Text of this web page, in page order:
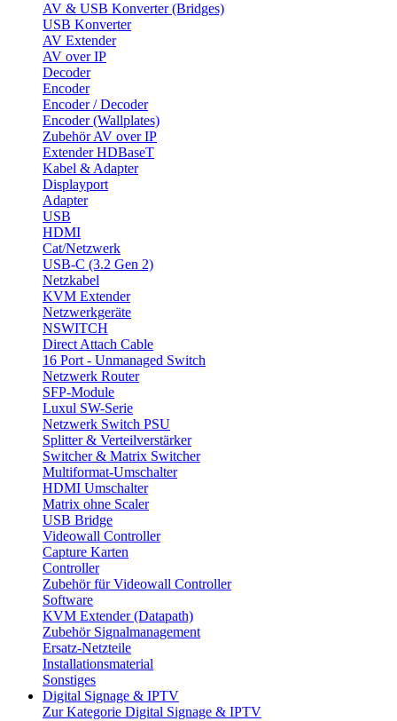
AV & USB Konverter (Bridges)
USB Konverter
AV Extender
AV over IP
Decoder
Encoder
Encoder / Decoder
Encoder (Wallplates)
Zubehör AV over IP
Extender HDBaseT
Kabel & Adapter
Displayport
Adapter
USB
HDMI
Cat/Netzwerk
USB-C (3.2 Gen 2)
Netzkabel
KVM Extender
Netzwerkgeräte
NSWITCH
Direct Attach Cable
16 Port - Unmanaged Switch
Netzwerk Router
SFP-Module
Luxul SW-Serie
Netzwerk Switch PSU
Splitter & Verteilverstärker
Switcher & Matrix Switcher
Multiformat-Umschalter
HDMI Umschalter
Matrix ohne Scaler
USB Bridge
Videowall Controller
Capture Karten
Controller
Zubehör für Videowall Controller
Software
KVM Extender (Datapath)
Zubehör Signalmanagement
Ersatz-Netzteile
Installationsmaterial
Sonstiges
Digital Signage & IPTV
Zur Kategorie Digital Signage & IPTV